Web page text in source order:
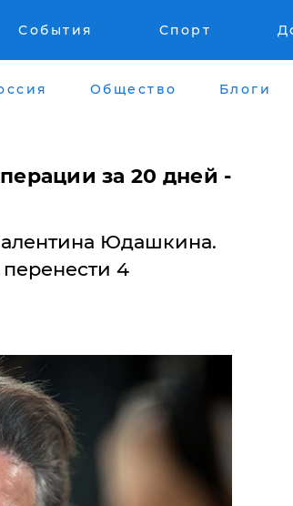
События Спорт
Общество Блоги
за 20 дней -
Юдашкина.
4